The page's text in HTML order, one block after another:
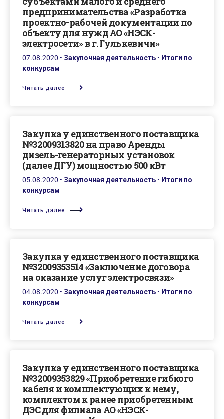
предпринимательства «Разработка
проектно-рабочей документации по
объекту для нужд АО «НЭСК-
электросети» в г. Гулькевичи»
07.08.2020 • Закупочная деятельность • Итоги по
конкурсам
Читать далее
Закупка у единственного поставщика
№32009313820 на право Аренды
дизель-генераторных установок
(далее ДГУ) мощностью 500 кВт
05.08.2020 • Закупочная деятельность • Итоги по
конкурсам
Читать далее
Закупка у единственного поставщика
№32009353514 «Заключение договора
на оказание услуг электросвязи»
04.08.2020 • Закупочная деятельность • Итоги по
конкурсам
Читать далее
Закупка у единственного поставщика
№32009353829 «Приобретение гибкого
кабеля и комплектующих к нему,
комплектом к ранее приобретенным
ДЭС для филиала АО «НЭСК-